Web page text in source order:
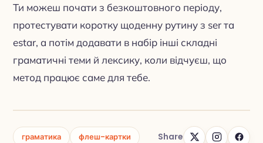
Ти можеш почати з безкоштовного періоду,
протестувати коротку щоденну рутину з ser та
estar, а потім додавати в набір інші складні
граматичні теми й лексику, коли відчуєш, що
метод працює саме для тебе.
граматика флеш-картки Share